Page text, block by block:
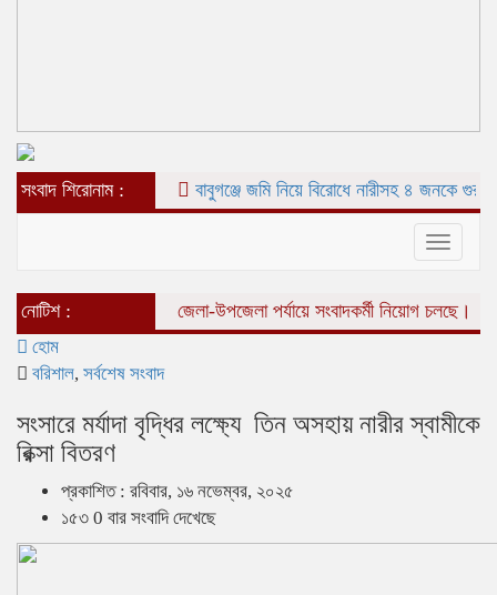
সংবাদ শিরোনাম : বাবুগঞ্জে জমি নিয়ে বিরোধে নারীসহ ৪ জনকে গুরুতর
Toggle
নোটিশ : জেলা-উপজেলা পর্যায়ে সংবাদকর্মী নিয়োগ চলছে।
হোম
বরিশাল, সর্বশেষ সংবাদ
সংসারে মর্যাদা বৃদ্ধির লক্ষ্যে তিন অসহায় নারীর স্বামীকে
রিক্সা বিতরণ
প্রকাশিত : রবিবার, ১৬ নভেম্বর, ২০২৫
১৫৩ 0 বার সংবাদি দেখেছে